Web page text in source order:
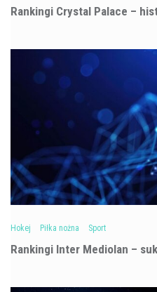
Rankingi Crystal Palace –
Hokej Piłka nożna Sport
Rankingi Inter Mediolan –